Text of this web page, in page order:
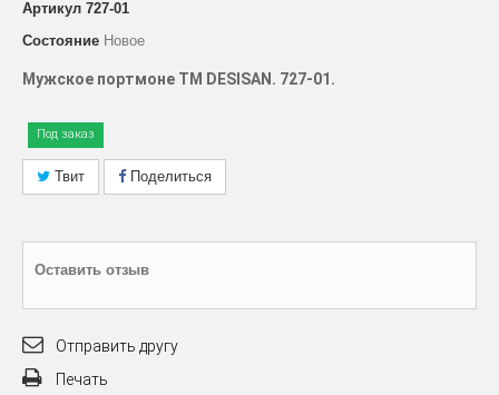
Артикул 727-01
Состояние Новое
Мужское портмоне ТМ DESISAN. 727-01.
Под заказ
Твит Поделиться
Оставить отзыв
Отправить другу
Печать